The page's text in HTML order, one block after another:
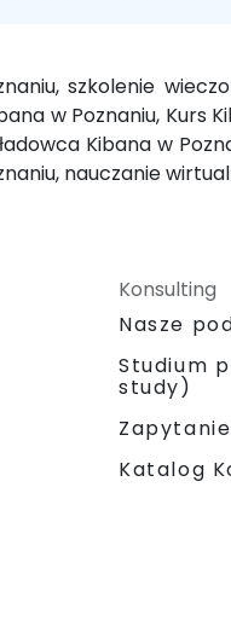
szkolenie
w Poznaniu, Kurs
Kibana w
nauczanie
Konsulting
Nasze
Studium
study)
Katalog